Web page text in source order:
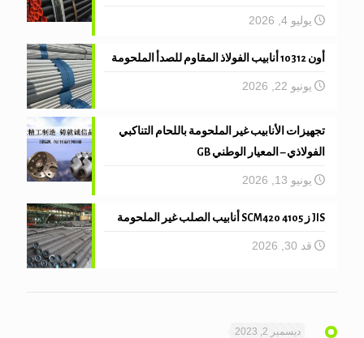
يوليو 4, 2026
أون 10312 أنابيب الفولاذ المقاوم للصدأ الملحومة
يونيو 22, 2026
تجهيزات الأنابيب غير الملحومة باللحام التناكبي
الفولاذي – المعيار الوطني GB
يونيو 13, 2026
JIS ز 4105 SCM420 أنابيب الصلب غير الملحومة
قد 30, 2026
ديسمبر 2, 2023